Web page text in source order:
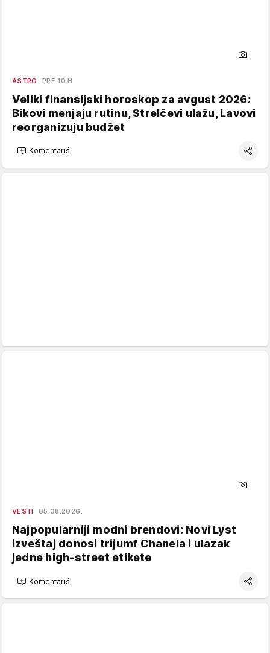
ASTRO PRE 10 H
Veliki finansijski horoskop za avgust 2026:
Bikovi menjaju rutinu, Strelčevi ulažu, Lavovi
reorganizuju budžet
Komentariši
VESTI 05.08.2026.
Najpopularniji modni brendovi: Novi Lyst
izveštaj donosi trijumf Chanela i ulazak
jedne high-street etikete
Komentariši